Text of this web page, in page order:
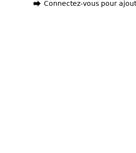
Connectez-vous pour